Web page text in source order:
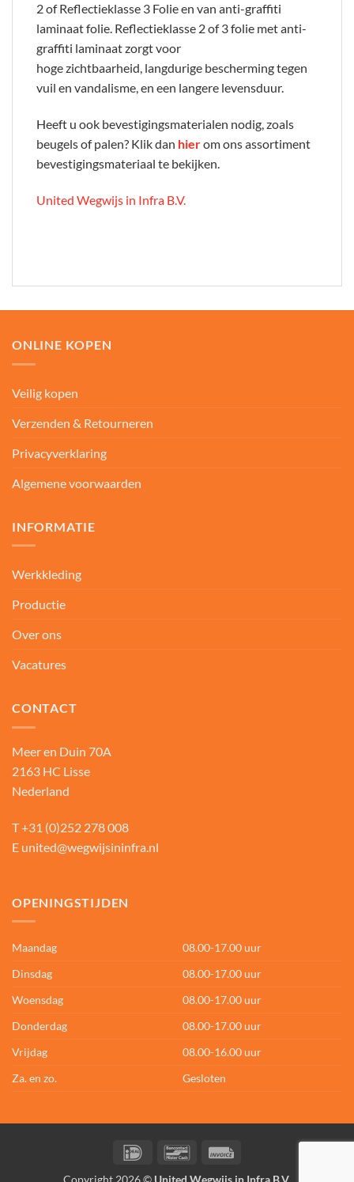
2 of Reflectieklasse 3 Folie en van anti-graffiti
laminaat folie. Reflectieklasse 2 of 3 folie met anti-
graffiti laminaat zorgt voor
hoge zichtbaarheid, langdurige bescherming tegen
vuil en vandalisme, en een langere levensduur.
Heeft u ook bevestigingsmaterialen nodig, zoals
beugels of palen? Klik dan hierom ons assortiment
bevestigingsmateriaal te bekijken.
United Wegwijs in Infra B.V.
ONLINE KOPEN
Veilig kopen
Verzenden & Retourneren
Privacyverklaring
Algemene voorwaarden
INFORMATIE
Werkkleding
Productie
Over ons
Vacatures
CONTACT
Meer en Duin 70A
2163 HC Lisse
Nederland
T+31 (0)252 278 008
E united@wegwijsininfra.nl
OPENINGSTIJDEN
Maandag
08.00-17.00 uur
Dinsdag
08.00-17.00 uur
Woensdag
08.00-17.00 uur
Donderdag
08.00-17.00 uur
Vrijdag
08.00-16.00 uur
Za. en zo.
Gesloten
IDeal Bancontact